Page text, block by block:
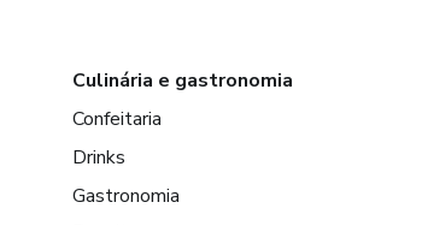
Culinária e gastronomia
Confeitaria
Drinks
Gastronomia